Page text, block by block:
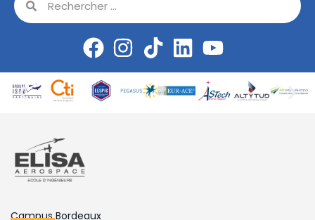
Campus Bordeaux